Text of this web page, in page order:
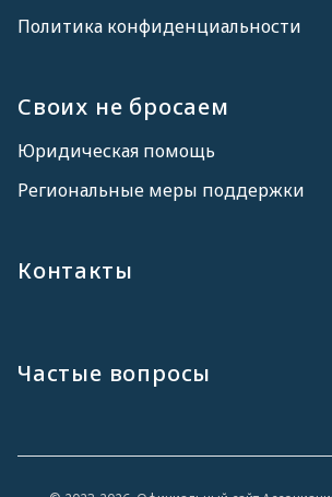
Политика конфиденциальности
Своих не бросаем
Юридическая помощь
Региональные меры поддержки
Контакты
Частые вопросы